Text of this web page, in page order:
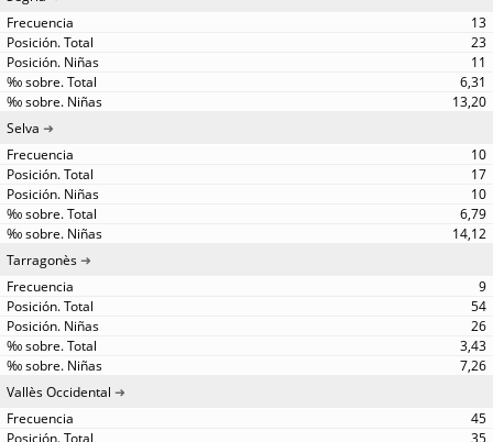
13
23
11
6,31
13,20
Selva
10
17
10
6,79
14,12
Tarragonès
9
54
26
3,43
7,26
Vallès Occidental
45
35